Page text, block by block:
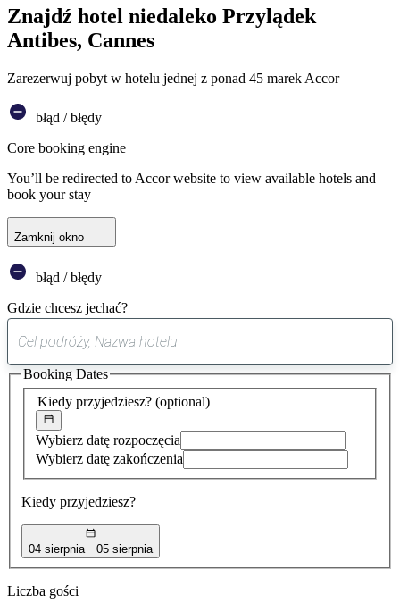
Znajdź hotel niedaleko Przylądek
Antibes, Cannes
Zarezerwuj pobyt w hotelu jednej z ponad 45 marek Accor
błąd / błędy
Core booking engine
You’ll be redirected to Accor website to view available hotels and
book your stay
Zamknij okno
błąd / błędy
Gdzie chcesz jechać?
sugestia
została
znaleziona
Kiedy przyjedziesz? (optional)
Wybierz datę rozpoczęcia
Wybierz datę zakończenia
Kiedy przyjedziesz?
04 sierpnia 05 sierpnia
Booking Dates
Liczba gości